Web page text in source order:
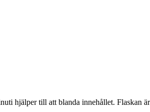
hjälper till att blanda innehållet. Flaskan